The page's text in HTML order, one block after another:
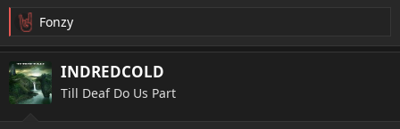
R
e
a
k
t
Fonzy
INDREDCOLD
Till Deaf Do Us Part